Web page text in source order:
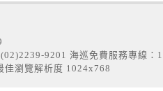
9201 海巡免費服務專線：
佳瀏覽解析度 1024x768